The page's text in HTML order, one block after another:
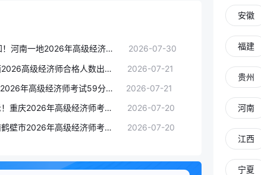
通知！河南一地2026年高级经济师合格人员名单公示！考后审核最后1天
2026-07-30
江西2026高级经济师合格人数出炉，同比减少123人，评审难度持续升级
2026-07-21
湖北2026年高级经济师考试59分，如何申请成绩复核？
2026-07-21
公示！重庆2026年高级经济师考试合格人员名单发布，455人通过
2026-07-20
河南鹤壁市2026年高级经济师考试合格人员名单发布，考后审核要求严 2026-07-20
安徽
福建
贵州
河南
江西
宁夏